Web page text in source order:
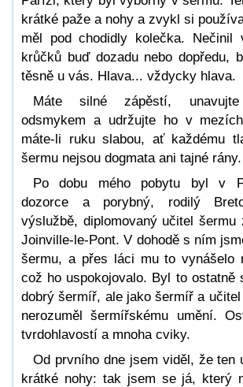
krátké paže a nohy a zvykl si
měl pod chodidly kolečka. Nečinil
krůčků buď dozadu nebo dopředu,
těsně u vás. Hlava... vždycky hlava.
Máte silné zápěstí,
odsmykem a udržujte ho v
máte-li ruku slabou, ať každému
šermu nejsou dogmata ani tajné rány.
Po dobu mého pobytu byl v
dozorce a porybný, rodilý
výslužbě, diplomovaný učitel
Joinville-le-Pont. V dohodě s ním
šermu, a přes láci mu to vynášelo
což ho uspokojovalo. Byl to ostatně
dobrý šermíř, ale jako šermíř a
nerozuměl šermířskému umění.
tvrdohlavostí a mnoha cviky.
Od prvního dne jsem viděl, že ten
krátké nohy: tak jsem se já, který